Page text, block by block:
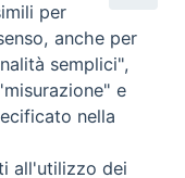
per
anche per
semplici",
e
nella
all'utilizzo dei